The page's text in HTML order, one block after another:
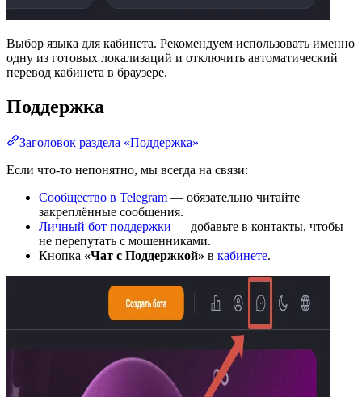
Выбор языка для кабинета. Рекомендуем использовать именно
одну из готовых локализаций и отключить автоматический
перевод кабинета в браузере.
Поддержка
Заголовок раздела «Поддержка»
Если что-то непонятно, мы всегда на связи:
Сообщество в Telegram — обязательно читайте
закреплённые сообщения.
Личный бот поддержки — добавьте в контакты, чтобы
не перепутать с мошенниками.
Кнопка «Чат с Поддержкой» в кабинете.